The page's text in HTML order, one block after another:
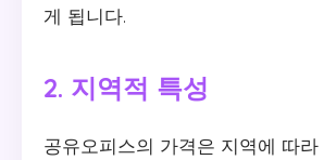
게 됩니다.
2. 지역적 특성
공유오피스의 가격은 지역에 따